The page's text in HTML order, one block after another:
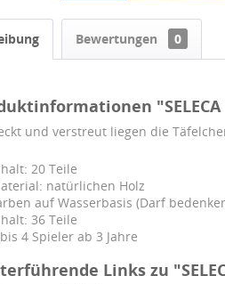
Bewertungen 0
und verstreut liegen die
20 Teile
natürlichen Holz
auf Wasserbasis (Darf
36 Teile
4 Spieler ab 3 Jahre
Links zu